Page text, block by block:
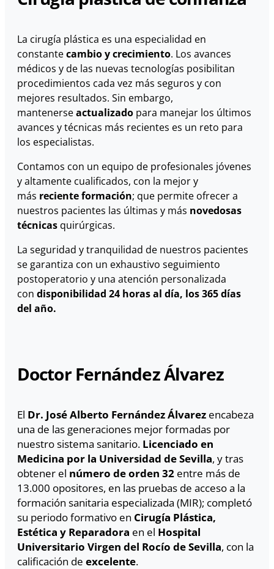
La cirugía plástica es una especialidad en
constantecambio y crecimiento. Los avances
médicos y de las nuevas tecnologías posibilitan
procedimientos cada vez más seguros y con
mejores resultados. Sin embargo,
mantenerseactualizado para manejar los últimos
avances y técnicas más recientes es un reto para
los especialistas.
Contamos con un equipo de profesionales jóvenes
y altamente cualificados, con la mejor y
más reciente formación; que permite ofrecer a
nuestros pacientes las últimas y más novedosas
técnicas quirúrgicas.
La seguridad y tranquilidad de nuestros pacientes
se garantiza con un exhaustivo seguimiento
postoperatorio y una atención personalizada
con disponibilidad 24 horas al día, los 365 días
del año.
Doctor Fernández Álvarez
El Dr. José Alberto Fernández Álvarez encabeza
una de las generaciones mejor formadas por
nuestro sistema sanitario. Licenciado en
Medicina por la Universidad de Sevilla, y tras
obtener el número de orden 32 entre más de
13.000 opositores, en las pruebas de acceso a la
formación sanitaria especializada (MIR); completó
su periodo formativo en Cirugía Plástica,
Estética y Reparadora en el Hospital
Universitario Virgen del Rocío de Sevilla, con la
calificación de excelente.